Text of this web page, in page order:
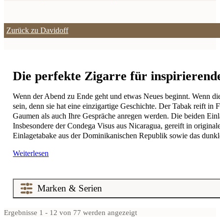
Zurück zu Davidoff
Die perfekte Zigarre für
Wenn der Abend zu Ende geht und etwas Neues beginnt. Wenn
sein, denn sie hat eine einzigartige Geschichte. Der Tabak reift
Gaumen als auch Ihre Gespräche anregen werden. Die beiden
Insbesondere der Condega Visus aus Nicaragua, gereift in
Einlagetabake aus der Dominikanischen Republik sowie das
Weiterlesen
Ergebnisse 1 - 12 von 77 werden angezeigt